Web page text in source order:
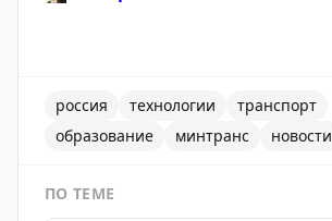
россия технологии
транспорт
образование
минтранс новости
ПО ТЕМЕ